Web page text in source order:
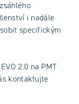
i nadále
specifickým
2.0 na PMT
kontaktujte